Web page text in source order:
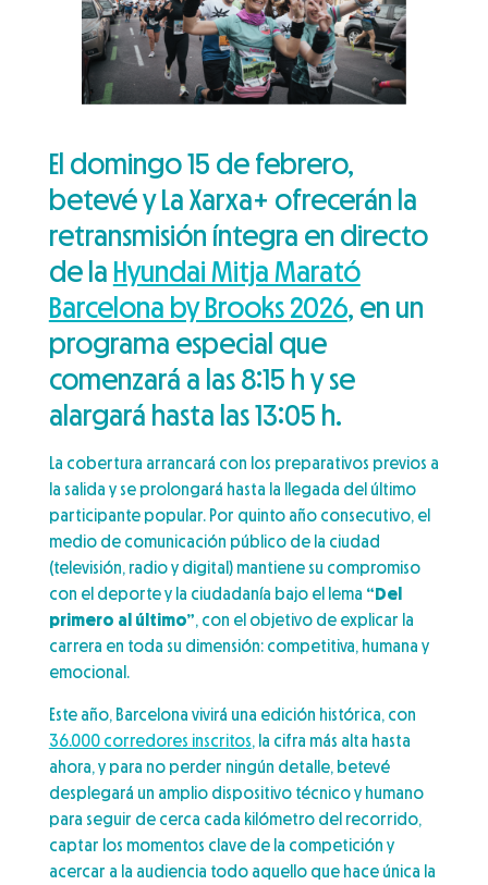
El domingo 15 de febrero,
betevé y La Xarxa+ ofrecerán la
retransmisión íntegra en directo
de la Hyundai Mitja Marató
Barcelona by Brooks 2026, en un
programa especial que
comenzará a las 8:15 h y se
alargará hasta las 13:05 h.
La cobertura arrancará con los preparativos previos a
la salida y se prolongará hasta la llegada del último
participante popular. Por quinto año consecutivo, el
medio de comunicación público de la ciudad
(televisión, radio y digital) mantiene su compromiso
con el deporte y la ciudadanía bajo el lema “Del
primero al último”, con el objetivo de explicar la
carrera en toda su dimensión: competitiva, humana y
emocional.
Este año, Barcelona vivirá una edición histórica, con
36.000 corredores inscritos, la cifra más alta hasta
ahora, y para no perder ningún detalle, betevé
desplegará un amplio dispositivo técnico y humano
para seguir de cerca cada kilómetro del recorrido,
captar los momentos clave de la competición y
acercar a la audiencia todo aquello que hace única la